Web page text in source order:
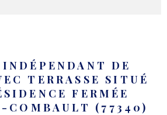
DE
TERRASSE SITUÉ
FERMÉE
COMBAULT (77340)